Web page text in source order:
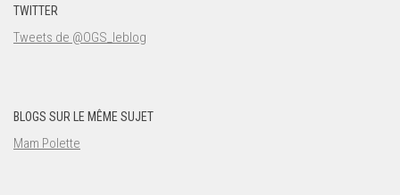
TWITTER
Tweets de @OGS_leblog
BLOGS SUR LE MÊME SUJET
Mam Polette